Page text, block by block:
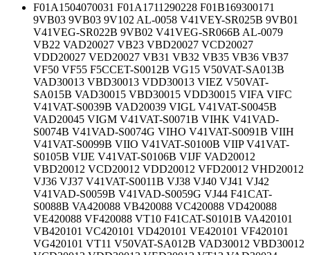
F01A1504070031 F01A1711290228 F01B169300171
9VB03 9VB03 9V102 AL-0058 V41VEY-SR025B 9VB01
V41VEG-SR022B 9VB02 V41VEG-SR066B AL-0079
VB22 VAD20027 VB23 VBD20027 VCD20027
VDD20027 VED20027 VB31 VB32 VB35 VB36 VB37
VF50 VF55 F5CCET-S0012B VG15 V50VAT-SA013B
VAD30013 VBD30013 VDD30013 VIEZ V50VAT-
SA015B VAD30015 VBD30015 VDD30015 VIFA VIFC
V41VAT-S0039B VAD20039 VIGL V41VAT-S0045B
VAD20045 VIGM V41VAT-S0071B VIHK V41VAD-
S0074B V41VAD-S0074G VIHO V41VAT-S0091B VIIH
V41VAT-S0099B VIIO V41VAT-S0100B VIIP V41VAT-
S0105B VIJE V41VAT-S0106B VIJF VAD20012
VBD20012 VCD20012 VDD20012 VFD20012 VHD20012
VJ36 VJ37 V41VAT-S0011B VJ38 VJ40 VJ41 VJ42
V41VAD-S0059B V41VAD-S0059G VJ44 F41CAT-
S0088B VA420088 VB420088 VC420088 VD420088
VE420088 VF420088 VT10 F41CAT-S0101B VA420101
VB420101 VC420101 VD420101 VE420101 VF420101
VG420101 VT11 V50VAT-SA012B VAD30012 VBD30012